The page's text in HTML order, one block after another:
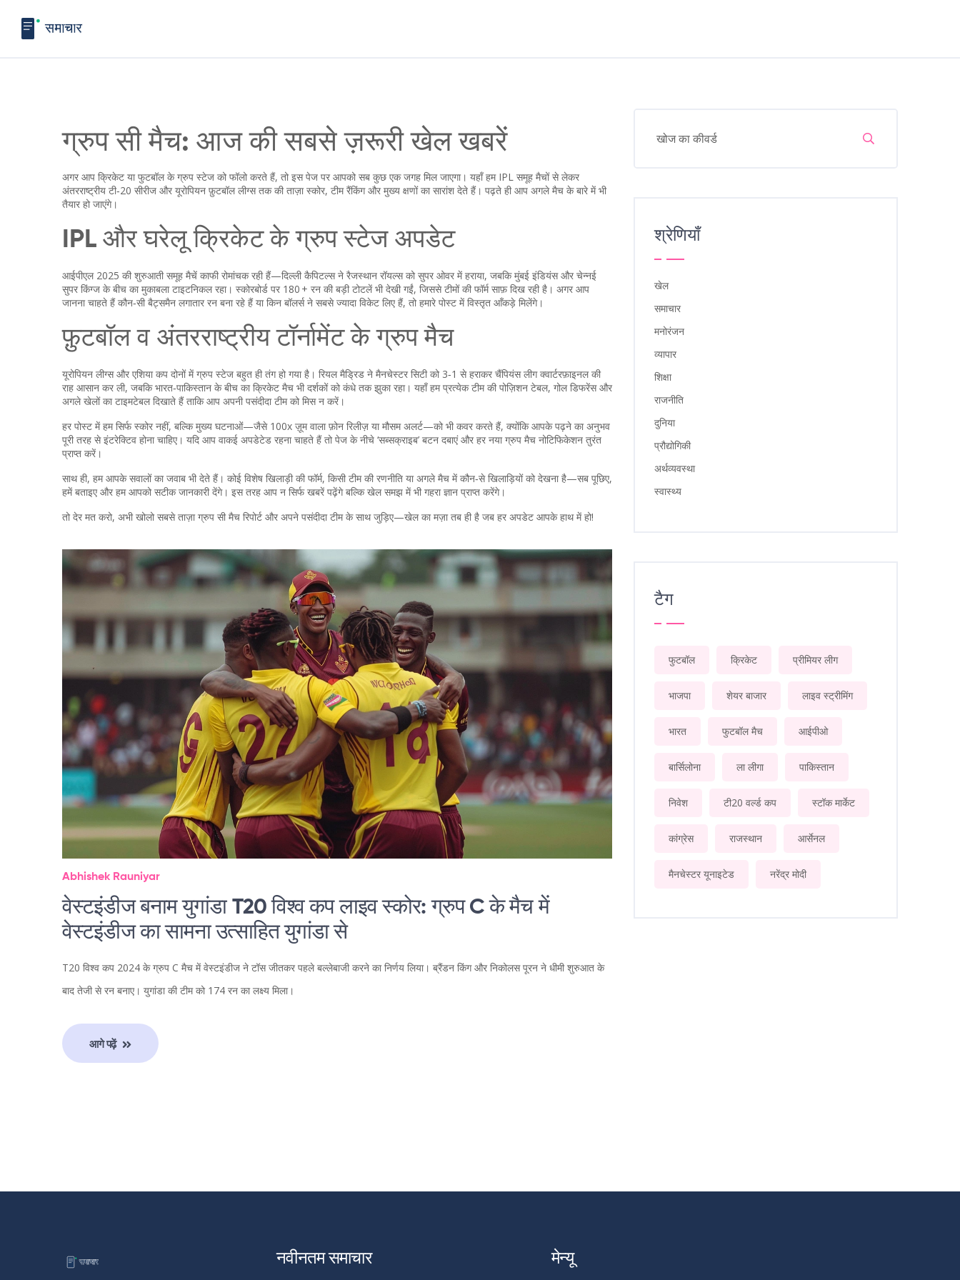
ग्रुप सी मैच: आज की सबसे ज़रूरी खेल खबरें
अगर आप क्रिकेट या फुटबॉल के ग्रुप स्टेज को फॉलो करते हैं, तो इस पेज पर आपको सब कुछ एक जगह मिल जाएगा। यहाँ हम IPL समूह मैचों से लेकर
अंतरराष्ट्रीय टी‑20 सीरीज और यूरोपियन फ़ुटबॉल लीग्स तक की ताज़ा स्कोर, टीम रैंकिंग और मुख्य क्षणों का सारांश देते हैं। पढ़ते ही आप अगले मैच के बारे में भी
तैयार हो जाएंगे।
IPL और घरेलू क्रिकेट के ग्रुप स्टेज अपडेट
आईपीएल 2025 की शुरुआती समूह मैचें काफी रोमांचक रही हैं—दिल्ली कैपिटल्स ने रैजस्थान रॉयल्स को सुपर ओवर में हराया, जबकि मुंबई इंडियंस और चेन्नई
सुपर किंग्ज के बीच का मुकाबला टाइटनिकल रहा। स्कोरबोर्ड पर 180 + रन की बड़ी टोटलें भी देखी गईं, जिससे टीमों की फॉर्म साफ़ दिख रही है। अगर आप
जानना चाहते हैं कौन‑सी बैट्समैन लगातार रन बना रहे हैं या किन बॉलर्स ने सबसे ज्यादा विकेट लिए हैं, तो हमारे पोस्ट में विस्तृत आँकड़े मिलेंगे।
फ़ुटबॉल व अंतरराष्ट्रीय टॉर्नामेंट के ग्रुप मैच
यूरोपियन लीग्स और एशिया कप दोनों में ग्रुप स्टेज बहुत ही तंग हो गया है। रियल मैड्रिड ने मैनचेस्टर सिटी को 3‑1 से हराकर चैंपियंस लीग क्वार्टरफ़ाइनल की
राह आसान कर ली, जबकि भारत‑पाकिस्तान के बीच का क्रिकेट मैच भी दर्शकों को कंधे तक झुका रहा। यहाँ हम प्रत्येक टीम की पोज़िशन टेबल, गोल डिफरेंस और
अगले खेलों का टाइमटेबल दिखाते हैं ताकि आप अपनी पसंदीदा टीम को मिस न करें।
हर पोस्ट में हम सिर्फ स्कोर नहीं, बल्कि मुख्य घटनाओं—जैसे 100x ज़ूम वाला फ़ोन रिलीज़ या मौसम अलर्ट—को भी कवर करते हैं, क्योंकि आपके पढ़ने का अनुभव
पूरी तरह से इंटरेक्टिव होना चाहिए। यदि आप वाकई अपडेटेड रहना चाहते हैं तो पेज के नीचे ‘सब्सक्राइब’ बटन दबाएं और हर नया ग्रुप मैच नोटिफिकेशन तुरंत
प्राप्त करें।
साथ ही, हम आपके सवालों का जवाब भी देते हैं। कोई विशेष खिलाड़ी की फॉर्म, किसी टीम की रणनीति या अगले मैच में कौन‑से खिलाड़ियों को देखना है—सब पूछिए,
हमें बताइए और हम आपको सटीक जानकारी देंगे। इस तरह आप न सिर्फ खबरें पढ़ेंगे बल्कि खेल समझ में भी गहरा ज्ञान प्राप्त करेंगे।
तो देर मत करो, अभी खोलो सबसे ताज़ा ग्रुप सी मैच रिपोर्ट और अपने पसंदीदा टीम के साथ जुड़िए—खेल का मज़ा तब ही है जब हर अपडेट आपके हाथ में हो!
Abhishek Rauniyar
वेस्टइंडीज बनाम युगांडा T20 विश्व कप लाइव स्कोर: ग्रुप C के मैच में
वेस्टइंडीज का सामना उत्साहित युगांडा से
T20 विश्व कप 2024 के ग्रुप C मैच में वेस्टइंडीज ने टॉस जीतकर पहले बल्लेबाजी करने का निर्णय लिया। ब्रैंडन किंग और निकोलस पूरन ने धीमी शुरुआत के
बाद तेजी से रन बनाए। युगांडा की टीम को 174 रन का लक्ष्य मिला।
आगे पढ़ें
श्रेणियाँ
खेल
समाचार
मनोरंजन
व्यापार
शिक्षा
राजनीति
दुनिया
प्रौद्योगिकी
अर्थव्यवस्था
स्वास्थ्य
टैग
फुटबॉल क्रिकेट प्रीमियर लीग
भाजपा शेयर बाजार लाइव स्ट्रीमिंग
भारत फुटबॉल मैच आईपीओ
बार्सिलोना ला लीगा पाकिस्तान
निवेश टी20 वर्ल्ड कप स्टॉक मार्केट
कांग्रेस राजस्थान आर्सेनल
मैनचेस्टर यूनाइटेड नरेंद्र मोदी
नवीनतम समाचार मेन्यू